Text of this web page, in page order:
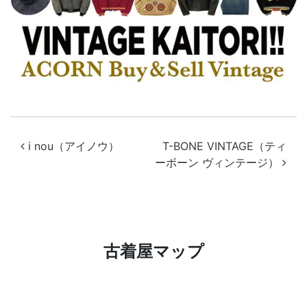
投稿ナビゲーション
i nou（アイノウ）
T-BONE VINTAGE（ティ
ーボーン ヴィンテージ）
古着屋マップ